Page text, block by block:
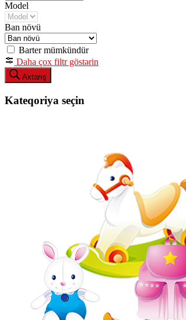
Model
Ban növü
Barter mümkündür
Daha çox filtr göstərin
Axtarış
Kateqoriya seçin